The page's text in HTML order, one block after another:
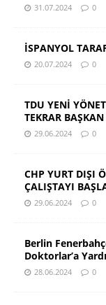
31.07.2024 0
İSPANYOL
20.07.2024 0
TDU YENİ
TEKRAR BAŞKAN
29.06.2024 0
CHP YURT DIŞI
ÇALIŞTAYI
29.06.2024 0
Berlin
Doktorlar’a
28.06.2024 0